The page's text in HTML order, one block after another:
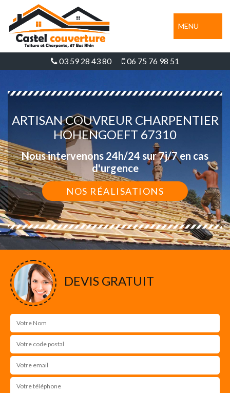
MENU
03 59 28 43 80 06 75 76 98 51
ARTISAN COUVREUR CHARPENTIER
HOHENGOEFT 67310
Nous intervenons 24h/24 sur 7j/7 en cas
d'urgence
NOS RÉALISATIONS
DEVIS GRATUIT